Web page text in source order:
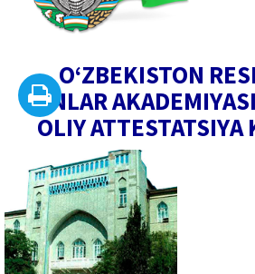
O‘ZBEKISTON
FANLAR
OLIY ATTESTATSIYA